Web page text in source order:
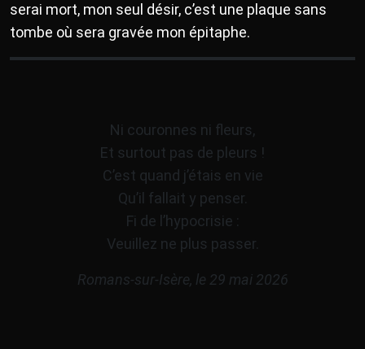
serai mort, mon seul désir, c’est une plaque sans
tombe où sera gravée mon épitaphe.
Ni couronnes ni fleurs,
Et surtout pas de pleurs !
C’est quand j’étais en vie
Qu’il fallait y penser.
Fi de l’hypocrisie :
Veuillez ne plus passer.
Romans-sur-Isère, le 29 mai 2026